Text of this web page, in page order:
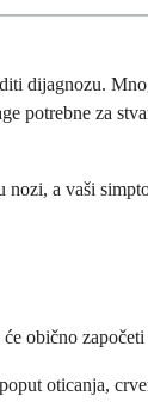
dijagnozu.
za
a vaši
obično
oticanja,